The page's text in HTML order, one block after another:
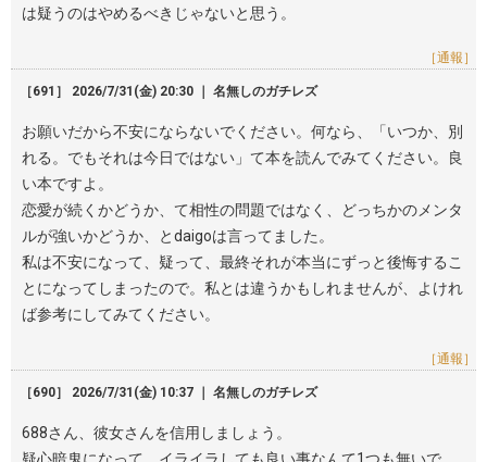
は疑うのはやめるべきじゃないと思う。
［通報］
［691］ 2026/7/31(金) 20:30 ｜ 名無しのガチレズ
お願いだから不安にならないでください。何なら、「いつか、別
れる。でもそれは今日ではない」て本を読んでみてください。良
い本ですよ。
恋愛が続くかどうか、て相性の問題ではなく、どっちかのメンタ
ルが強いかどうか、とdaigoは言ってました。
私は不安になって、疑って、最終それが本当にずっと後悔するこ
とになってしまったので。私とは違うかもしれませんが、よけれ
ば参考にしてみてください。
［通報］
［690］ 2026/7/31(金) 10:37 ｜ 名無しのガチレズ
688さん、彼女さんを信用しましょう。